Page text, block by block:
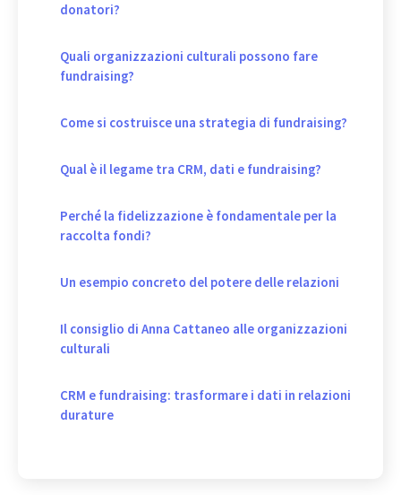
donatori?
Quali organizzazioni culturali possono fare
fundraising?
Come si costruisce una strategia di fundraising?
Qual è il legame tra CRM, dati e fundraising?
Perché la fidelizzazione è fondamentale per la
raccolta fondi?
Un esempio concreto del potere delle relazioni
Il consiglio di Anna Cattaneo alle organizzazioni
culturali
CRM e fundraising: trasformare i dati in relazioni
durature